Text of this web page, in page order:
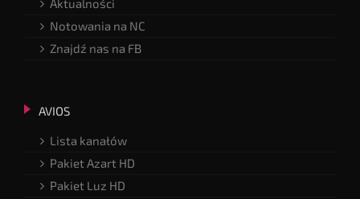
Aktualności
Notowania na NC
Znajdź nas na FB
AVIOS
Lista kanałów
Pakiet Azart HD
Pakiet Luz HD